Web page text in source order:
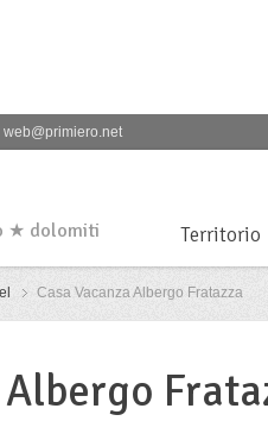
web@primiero.net
★ dolomiti Territorio
Casa Vacanza Albergo Fratazza